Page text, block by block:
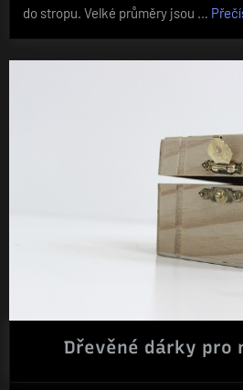
do stropu. Velké průměry jsou …
Dřevěné dárky pro